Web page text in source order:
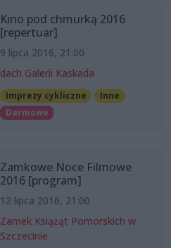
Kino pod chmurką 2016
[repertuar]
9 lipca 2016, 21:00
dach Galerii Kaskada
Imprezy cykliczne
Inne
Darmowe
Zamkowe Noce Filmowe
2016 [program]
12 lipca 2016, 21:00
Zamek Książąt Pomorskich w
Szczecinie